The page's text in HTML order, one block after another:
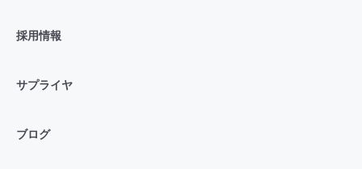
採用情報
サプライヤ
ブログ